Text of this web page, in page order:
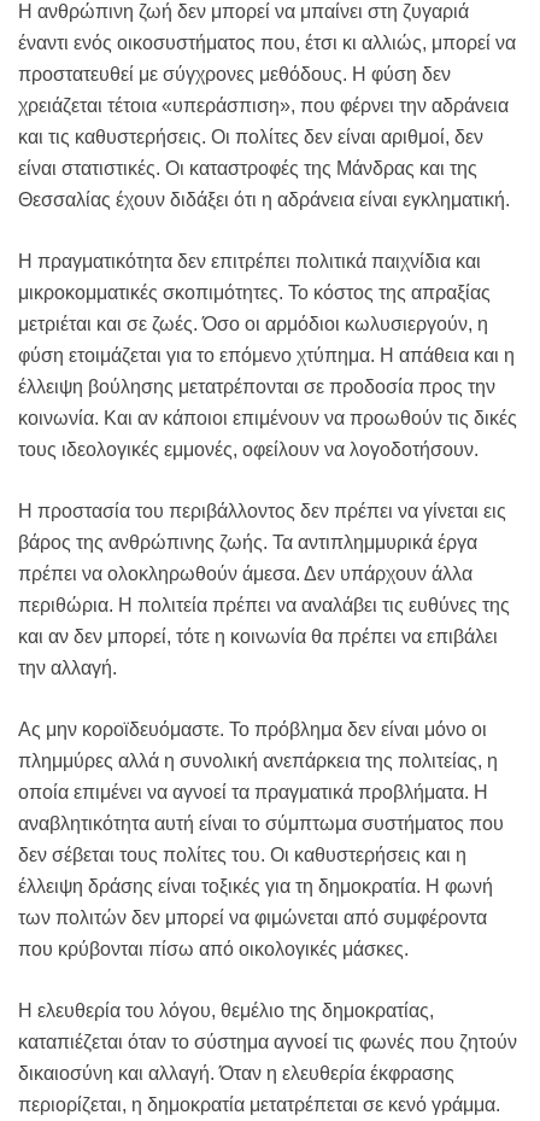
Η ανθρώπινη ζωή δεν μπορεί να μπαίνει στη ζυγαριά
έναντι ενός οικοσυστήματος που, έτσι κι αλλιώς, μπορεί να
προστατευθεί με σύγχρονες μεθόδους. Η φύση δεν
χρειάζεται τέτοια «υπεράσπιση», που φέρνει την αδράνεια
και τις καθυστερήσεις. Οι πολίτες δεν είναι αριθμοί, δεν
είναι στατιστικές. Οι καταστροφές της Μάνδρας και της
Θεσσαλίας έχουν διδάξει ότι η αδράνεια είναι εγκληματική.
Η πραγματικότητα δεν επιτρέπει πολιτικά παιχνίδια και
μικροκομματικές σκοπιμότητες. Το κόστος της απραξίας
μετριέται και σε ζωές. Όσο οι αρμόδιοι κωλυσιεργούν, η
φύση ετοιμάζεται για το επόμενο χτύπημα. Η απάθεια και η
έλλειψη βούλησης μετατρέπονται σε προδοσία προς την
κοινωνία. Και αν κάποιοι επιμένουν να προωθούν τις δικές
τους ιδεολογικές εμμονές, οφείλουν να λογοδοτήσουν.
Η προστασία του περιβάλλοντος δεν πρέπει να γίνεται εις
βάρος της ανθρώπινης ζωής. Τα αντιπλημμυρικά έργα
πρέπει να ολοκληρωθούν άμεσα. Δεν υπάρχουν άλλα
περιθώρια. Η πολιτεία πρέπει να αναλάβει τις ευθύνες της
και αν δεν μπορεί, τότε η κοινωνία θα πρέπει να επιβάλει
την αλλαγή.
Ας μην κοροϊδευόμαστε. Το πρόβλημα δεν είναι μόνο οι
πλημμύρες αλλά η συνολική ανεπάρκεια της πολιτείας, η
οποία επιμένει να αγνοεί τα πραγματικά προβλήματα. Η
αναβλητικότητα αυτή είναι το σύμπτωμα συστήματος που
δεν σέβεται τους πολίτες του. Οι καθυστερήσεις και η
έλλειψη δράσης είναι τοξικές για τη δημοκρατία. Η φωνή
των πολιτών δεν μπορεί να φιμώνεται από συμφέροντα
που κρύβονται πίσω από οικολογικές μάσκες.
Η ελευθερία του λόγου, θεμέλιο της δημοκρατίας,
καταπιέζεται όταν το σύστημα αγνοεί τις φωνές που ζητούν
δικαιοσύνη και αλλαγή. Όταν η ελευθερία έκφρασης
περιορίζεται, η δημοκρατία μετατρέπεται σε κενό γράμμα.